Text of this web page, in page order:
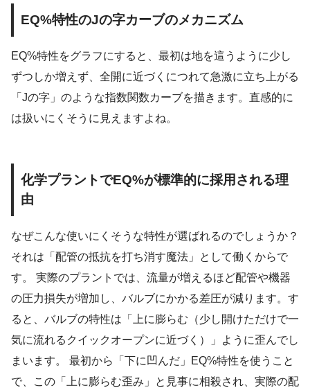
EQ%特性のJの字カーブのメカニズム
EQ%特性をグラフにすると、最初は地を這うように少し
ずつしか増えず、全開に近づくにつれて急激に立ち上がる
「Jの字」のような指数関数カーブを描きます。直感的に
は扱いにくそうに見えますよね。
化学プラントでEQ%が標準的に採用される理
由
なぜこんな使いにくそうな特性が選ばれるのでしょうか？
それは「配管の抵抗を打ち消す魔法」として働くからで
す。 実際のプラントでは、流量が増えるほど配管や機器
の圧力損失が増加し、バルブにかかる差圧が減ります。す
ると、バルブの特性は「上に膨らむ（少し開けただけで一
気に流れるクイックオープンに近づく）」ように歪んでし
まいます。 最初から「下に凹んだ」EQ%特性を使うこと
で、この「上に膨らむ歪み」と見事に相殺され、実際の配